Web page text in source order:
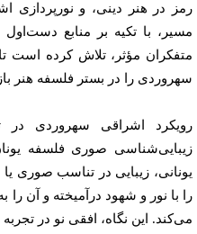
در هنر دینی، و نورپردازی
با تکیه بر منابع دست‌اول
مؤثر، تلاش کرده است تا
را در بستر فلسفه هنر
اشراقی سهروردی در
صوری فلسفه یونان
زیبایی در تناسب صوری یا
با نور و شهود درآمیخته و آن را
این نگاه، افقی نو در